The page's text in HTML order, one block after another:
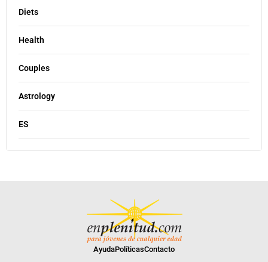
Diets
Health
Couples
Astrology
ES
AyudaPolíticasContacto